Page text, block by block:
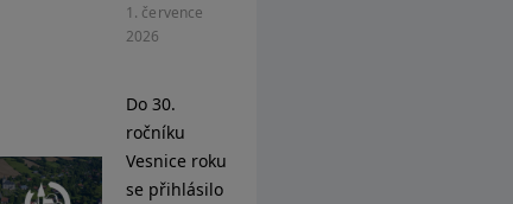
1. července
2026
Do 30.
ročníku
Vesnice roku
se přihlásilo